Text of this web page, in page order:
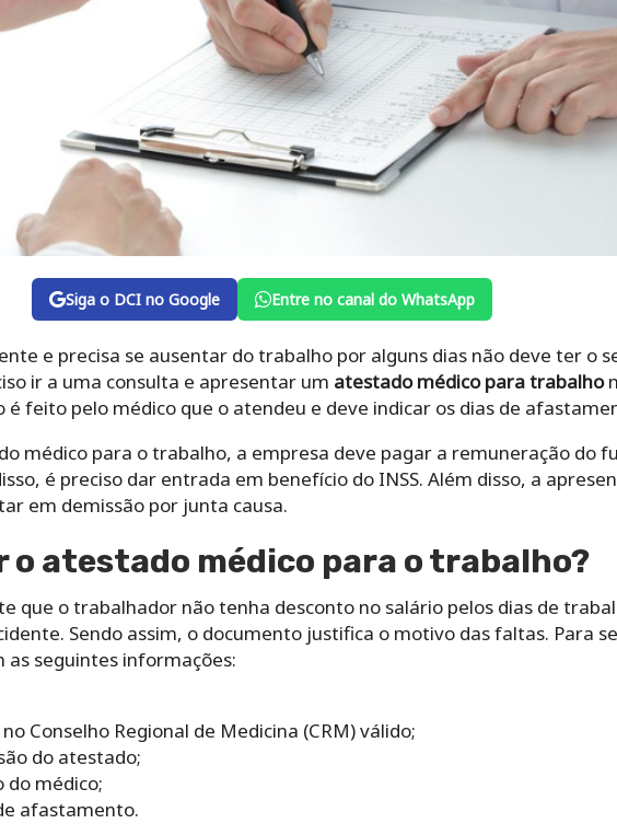
Siga o DCI no Google Entre no canal do WhatsApp
e precisa se ausentar do trabalho por alguns dias não deve ter o
ir a uma consulta e apresentar um atestado médico para trabalho
é feito pelo médico que o atendeu e deve indicar os dias de
médico para o trabalho, a empresa deve pagar a remuneração do
é preciso dar entrada em benefício do INSS. Além disso, a
em demissão por junta causa.
o atestado médico para o trabalho?
que o trabalhador não tenha desconto no salário pelos dias de
Sendo assim, o documento justifica o motivo das faltas. Para
seguintes informações:
Conselho Regional de Medicina (CRM) válido;
do atestado;
do médico;
afastamento.